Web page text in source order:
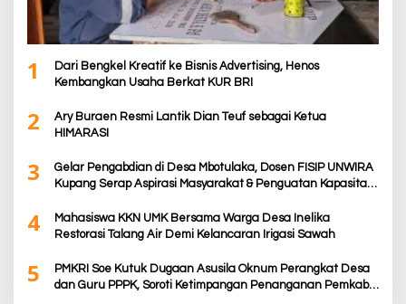
1
Dari Bengkel Kreatif ke Bisnis Advertising, Henos
Kembangkan Usaha Berkat KUR BRI
2
Ary Buraen Resmi Lantik Dian Teuf sebagai Ketua
HIMARASI
3
Gelar Pengabdian di Desa Mbotulaka, Dosen FISIP UNWIRA
Kupang Serap Aspirasi Masyarakat & Penguatan Kapasitas
4
Mahasiswa KKN UMK Bersama Warga Desa Inelika
Restorasi Talang Air Demi Kelancaran Irigasi Sawah
5
PMKRI Soe Kutuk Dugaan Asusila Oknum Perangkat Desa
dan Guru PPPK, Soroti Ketimpangan Penanganan Pemkab